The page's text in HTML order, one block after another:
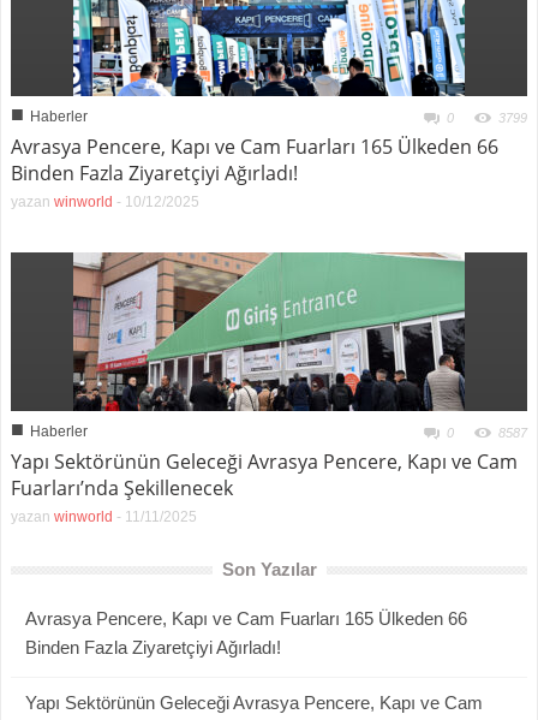
■ Haberler 0 3799
Avrasya Pencere, Kapı ve Cam Fuarları 165 Ülkeden 66
Binden Fazla Ziyaretçiyi Ağırladı!
yazan winworld - 10/12/2025
■ Haberler 0 8587
Yapı Sektörünün Geleceği Avrasya Pencere, Kapı ve Cam
Fuarları’nda Şekillenecek
yazan winworld - 11/11/2025
Son Yazılar
Avrasya Pencere, Kapı ve Cam Fuarları 165 Ülkeden 66
Binden Fazla Ziyaretçiyi Ağırladı!
Yapı Sektörünün Geleceği Avrasya Pencere, Kapı ve Cam